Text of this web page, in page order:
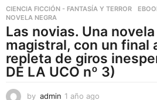
CIENCIA FICCIÓN - FANTASÍA Y TERROR ,
NOVELA NEGRA
Las novias. Una
magistral, con un final
repleta de giros
DE LA UCO nº 3)
by admin 1 año ago